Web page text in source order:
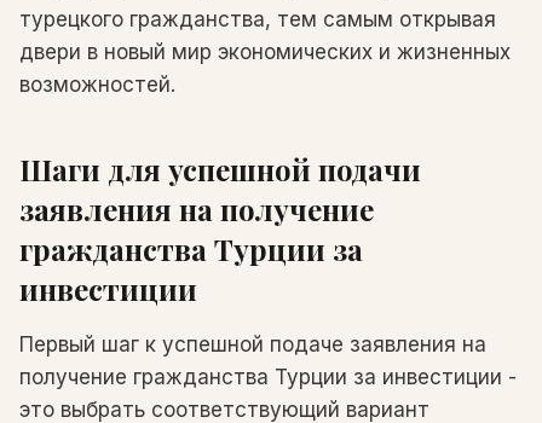
турецкого гражданства, тем самым открывая
двери в новый мир экономических и жизненных
возможностей.
Шаги для успешной подачи
заявления на получение
гражданства Турции за
инвестиции
Первый шаг к успешной подаче заявления на
получение гражданства Турции за инвестиции -
это выбрать соответствующий вариант